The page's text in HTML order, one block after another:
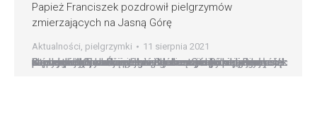
Papież Franciszek pozdrowił pielgrzymów
zmierzających na Jasną Górę
Aktualności, pielgrzymki 11 sierpnia 2021
Szczególne pozdrowienia dla uczestników pielgrzymek pieszych zmierzających na Jasną Górę skierował papież podczas dzisiejszej audiencji ogólnej, zwracając się do pielgrzymów polskich obecnych w auli Pawła VI. Oto słowa Ojca Świętego: Serdecznie pozdrawiam wszystkich Polaków. Szczególne wyrazy mojej duchowej bliskości pragnę skierować do pielgrzymów, którzy w tym okresie, z różnych stron Polski, udają się na piechotę…